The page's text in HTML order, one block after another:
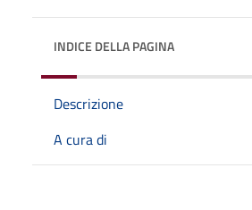
INDICE DELLA PAGINA
Descrizione
A cura di